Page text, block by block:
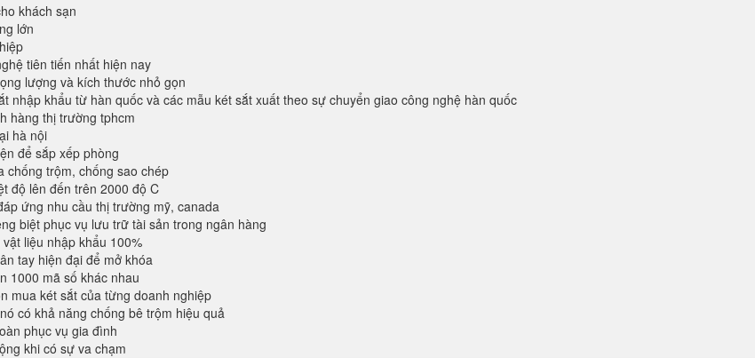
khách sạn
lớn
tiên tiến nhất hiện nay
lượng và kích thước nhỏ gọn
nhập khẩu từ hàn quốc và các mẫu két sắt xuất theo sự chuyển giao công nghệ hàn quốc
hàng thị trường tphcm
hà nội
để sắp xếp phòng
chống trộm, chống sao chép
độ lên đến trên 2000 độ C
ứng nhu cầu thị trường mỹ, canada
biệt phục vụ lưu trữ tài sản trong ngân hàng
liệu nhập khẩu 100%
tay hiện đại để mở khóa
1000 mã số khác nhau
mua két sắt của từng doanh nghiệp
có khả năng chống bê trộm hiệu quả
phục vụ gia đình
khi có sự va chạm